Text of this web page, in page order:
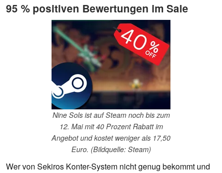
95 % positiven Bewertungen im Sale
Nine Sols ist auf Steam noch bis zum
12. Mai mit 40 Prozent Rabatt im
Angebot und kostet weniger als 17,50
Euro. (Bildquelle: Steam)
Wer von Sekiros Konter-System nicht genug bekommt und